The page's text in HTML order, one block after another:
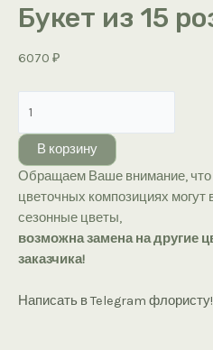
Букет из 15
6070 ₽
товара
Букет
из
15
роз
«1007»
В корзину
Обращаем Ваше внимание, что
цветочных композициях могут
сезонные цветы,
возможна замена на другие
заказчика!
Написать в Telegram флористу!